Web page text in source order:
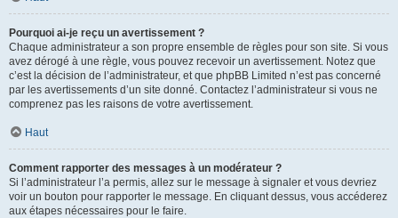
Pourquoi ai-je reçu un avertissement ?
Chaque administrateur a son propre ensemble de règles pour son site. Si vous
avez dérogé à une règle, vous pouvez recevoir un avertissement. Notez que
c’est la décision de l’administrateur, et que phpBB Limited n’est pas concerné
par les avertissements d’un site donné. Contactez l’administrateur si vous ne
comprenez pas les raisons de votre avertissement.
Haut
Comment rapporter des messages à un modérateur ?
Si l’administrateur l’a permis, allez sur le message à signaler et vous devriez
voir un bouton pour rapporter le message. En cliquant dessus, vous accéderez
aux étapes nécessaires pour le faire.